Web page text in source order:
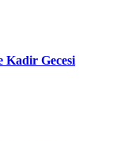
Kadir Gecesi